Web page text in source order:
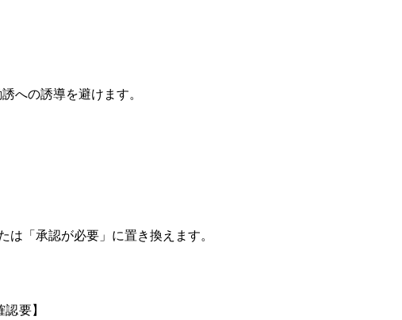
への誘導を避けます。
は「承認が必要」に置き換えます。
要】